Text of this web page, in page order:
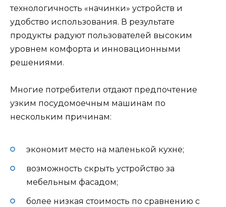
технологичность «начинки» устройств и
удобство использования. В результате
продукты радуют пользователей высоким
уровнем комфорта и инновационными
решениями.
Многие потребители отдают предпочтение
узким посудомоечным машинам по
нескольким причинам:
экономит место на маленькой кухне;
возможность скрыть устройство за
мебельным фасадом;
более низкая стоимость по сравнению с